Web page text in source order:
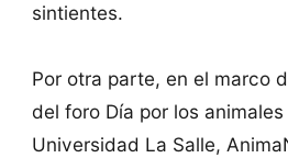
sintientes.
Por otra parte, en el marco
del foro Día por los
Universidad La Salle,